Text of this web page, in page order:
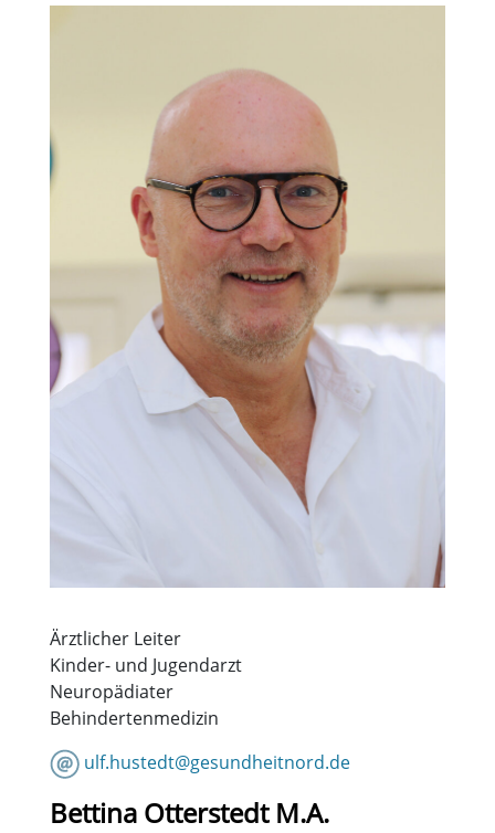
Ärztlicher Leiter
Kinder- und Jugendarzt
Neuropädiater
Behindertenmedizin
ulf.hustedt@gesundheitnord.de
Bettina Otterstedt M.A.